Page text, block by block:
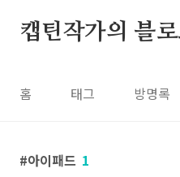
캡틴작가의 블
홈 태그 방명록
아이패드 1